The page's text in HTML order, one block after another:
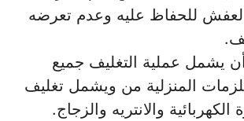
للحفاظ عليه وعدم تعرضه
يشمل عملية التغليف جميع
المنزلية من ويشمل تغليف
الكهربائية والانتريه والزجاج.